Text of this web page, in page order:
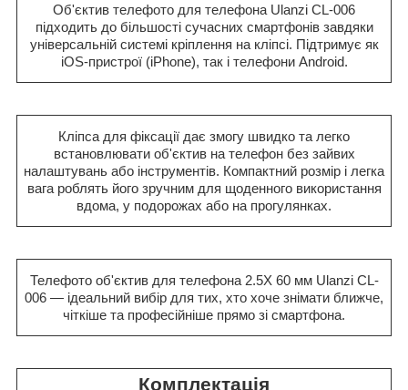
Об'єктив телефото для телефона Ulanzi CL-006
підходить до більшості сучасних смартфонів завдяки
універсальній системі кріплення на кліпсі. Підтримує як
iOS-пристрої (iPhone), так і телефони Android.
Кліпса для фіксації дає змогу швидко та легко
встановлювати об'єктив на телефон без зайвих
налаштувань або інструментів. Компактний розмір і легка
вага роблять його зручним для щоденного використання
вдома, у подорожах або на прогулянках.
Телефото об'єктив для телефона 2.5X 60 мм Ulanzi CL-
006 — ідеальний вибір для тих, хто хоче знімати ближче,
чіткіше та професійніше прямо зі смартфона.
Комплектація